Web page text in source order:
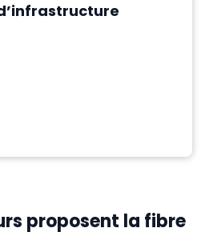
proposent la fibre